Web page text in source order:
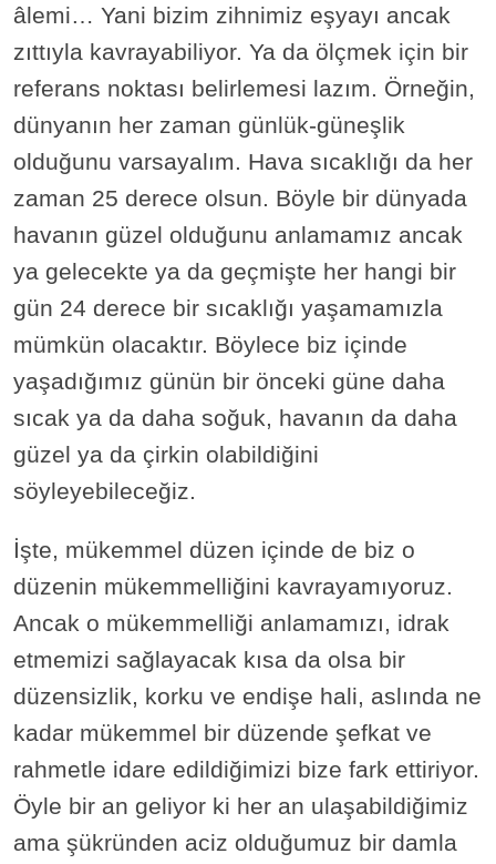
âlemi… Yani bizim zihnimiz eşyayı ancak
zıttıyla kavrayabiliyor. Ya da ölçmek için bir
referans noktası belirlemesi lazım. Örneğin,
dünyanın her zaman günlük-güneşlik
olduğunu varsayalım. Hava sıcaklığı da her
zaman 25 derece olsun. Böyle bir dünyada
havanın güzel olduğunu anlamamız ancak
ya gelecekte ya da geçmişte her hangi bir
gün 24 derece bir sıcaklığı yaşamamızla
mümkün olacaktır. Böylece biz içinde
yaşadığımız günün bir önceki güne daha
sıcak ya da daha soğuk, havanın da daha
güzel ya da çirkin olabildiğini
söyleyebileceğiz.
İşte, mükemmel düzen içinde de biz o
düzenin mükemmelliğini kavrayamıyoruz.
Ancak o mükemmelliği anlamamızı, idrak
etmemizi sağlayacak kısa da olsa bir
düzensizlik, korku ve endişe hali, aslında ne
kadar mükemmel bir düzende şefkat ve
rahmetle idare edildiğimizi bize fark ettiriyor.
Öyle bir an geliyor ki her an ulaşabildiğimiz
ama şükründen aciz olduğumuz bir damla